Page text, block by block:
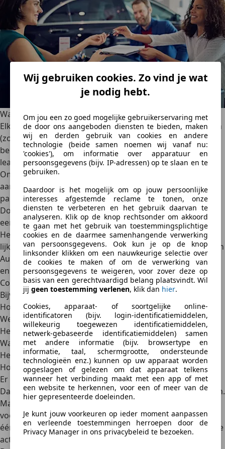
Wij gebruiken cookies. Zo vind je wat
je nodig hebt.
Om jou een zo goed mogelijke gebruikerservaring met
de door ons aangeboden diensten te bieden, maken
wij en derden gebruik van cookies en andere
technologie (beide samen noemen wij vanaf nu:
'cookies'), om informatie over apparatuur en
persoonsgegevens (bijv. IP-adressen) op te slaan en te
gebruiken.
Daardoor is het mogelijk om op jouw persoonlijke
interesses afgestemde reclame te tonen, onze
diensten te verbeteren en het gebruik daarvan te
analyseren. Klik op de knop rechtsonder om akkoord
te gaan met het gebruik van toestemmingsplichtige
cookies en de daarmee samenhangende verwerking
van persoonsgegevens. Ook kun je op de knop
linksonder klikken om een nauwkeurige selectie over
de cookies te maken of om de verwerking van
persoonsgegevens te weigeren, voor zover deze op
basis van een gerechtvaardigd belang plaatsvindt. Wil
jij geen toestemming verlenen, klik dan hier.
Cookies, apparaat- of soortgelijke online-
identificatoren (bijv. login-identificatiemiddelen,
willekeurig toegewezen identificatiemiddelen,
netwerk-gebaseerde identificatiemiddelen) samen
met andere informatie (bijv. browsertype en
informatie, taal, schermgrootte, ondersteunde
technologieën enz.) kunnen op uw apparaat worden
opgeslagen of gelezen om dat apparaat telkens
wanneer het verbinding maakt met een app of met
een website te herkennen, voor een of meer van de
hier gepresenteerde doeleinden.
Je kunt jouw voorkeuren op ieder moment aanpassen
en verleende toestemmingen herroepen door de
Privacy Manager in ons privacybeleid te bezoeken.
Waarom is een leasemaatschappij goedkoper?
Elke leasemaatschappij heeft min of meer dezelfde kosten
(zoals hierboven genoemd, plus natuurlijk kosten voor de
bedrijfsvoering), maar waarom is de ene
leasemaatschappij dan goedkoper dan de ander?
Om te beginnen heb je regelmatig leaseacties. Een
aanbieder koopt (soms in samenwerking met een externe
partij) groot in om een bepaald model te promoten.
Doordat de maatschappij zo groot inkoopt, kan het ook
een lagere prijs bedingen die weer wordt doorberekend.
Het kan ook zo zijn dat een leasemaatschappij goedkoper
lijkt
, maar dat eigenlijk niet is. Je vergelijkt bijvoorbeeld een
Audi A1 die bij de ene maatschappij 344€ per maand kost
en bij de ander 370€.
Controleer dan of alle voorwaarden hetzelfde zijn.
Bijvoorbeeld:
Hoe hoog is het eigen risico bij schade?
Welke schadeverzekering is er afgesloten?
Heb je recht op vervangend vervoer bij pech?
Wat zijn de voorwaarden bij annulering van het contract?
Heeft de maatschappij een keurmerk?
Hoe kan ik de goedkoopste leaseauto vinden?
Er is in Nederland een enorm aanbod aan leaseauto’s.
Daar kun je als consument of bedrijf je voordeel mee doen.
Maar alle websites zelf afstruinen en prijzen en
voorwaarden vergelijken is een tijdrovende klus. Er is niet
één goedkoopste leasemaatschappij. Dat hangt net van de
actie en het model af.